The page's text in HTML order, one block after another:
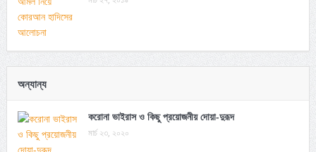
অন্যান্য
করোনা ভাইরাস ও কিছু প্রয়োজনীয় দোয়া-দুরূদ
মার্চ ২৩, ২০২০